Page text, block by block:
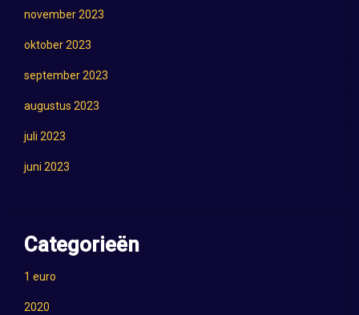
november 2023
oktober 2023
september 2023
augustus 2023
juli 2023
juni 2023
Categorieën
1 euro
2020